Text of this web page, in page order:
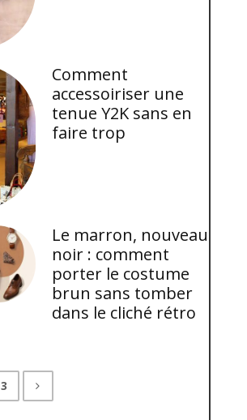
Comment
accessoiriser une
tenue Y2K sans en
faire trop
Le marron, nouveau
noir : comment
porter le costume
brun sans tomber
dans le cliché rétro
3